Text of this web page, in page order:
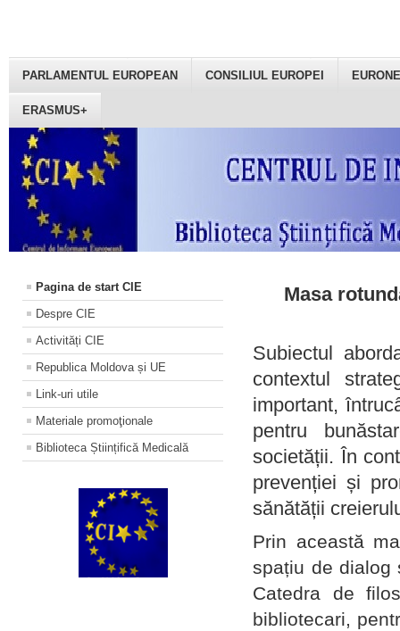
PARLAMENTUL EUROPEAN CONSILIUL EUROPEI
ERASMUS+
Pagina de start CIE
Despre CIE
Activități CIE
Republica Moldova și UE
Link-uri utile
Materiale promoţionale
Biblioteca Științifică Medicală
Masa
Subiectul
contextul
important,
pentru
societății. În
prevenției și
sănătății
Prin această
spațiu de dialog
Catedra de
bibliotecari,